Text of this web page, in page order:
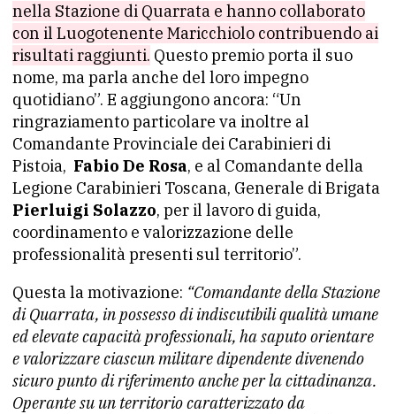
nella Stazione di Quarrata e hanno collaborato
con il Luogotenente Maricchiolo contribuendo ai
risultati raggiunti. Questo premio porta il suo
nome, ma parla anche del loro impegno
quotidiano”. E aggiungono ancora: “Un
ringraziamento particolare va inoltre al
Comandante Provinciale dei Carabinieri di
Pistoia, Fabio De Rosa, e al Comandante della
Legione Carabinieri Toscana, Generale di Brigata
Pierluigi Solazzo, per il lavoro di guida,
coordinamento e valorizzazione delle
professionalità presenti sul territorio”.
Questa la motivazione: “Comandante della Stazione
di Quarrata, in possesso di indiscutibili qualità umane
ed elevate capacità professionali, ha saputo orientare
e valorizzare ciascun militare dipendente divenendo
sicuro punto di riferimento anche per la cittadinanza.
Operante su un territorio caratterizzato da